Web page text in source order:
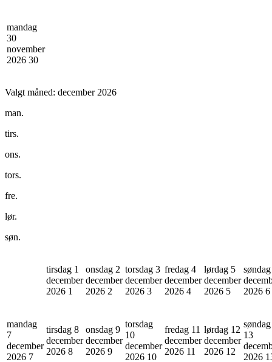
mandag
30
november
2026 30
Valgt måned: december 2026
man.
tirs.
ons.
tors.
fre.
lør.
søn.
tirsdag 1
december
2026 1
onsdag 2
december
2026 2
torsdag 3
december
2026 3
fredag 4
december
2026 4
lørdag 5
december
2026 5
2026 6
mandag
7
december
2026 7
tirsdag 8
december
2026 8
onsdag 9
december
2026 9
torsdag
10
december
2026 10
fredag 11
december
2026 11
lørdag 12
december
2026 12
søndag
13
2026